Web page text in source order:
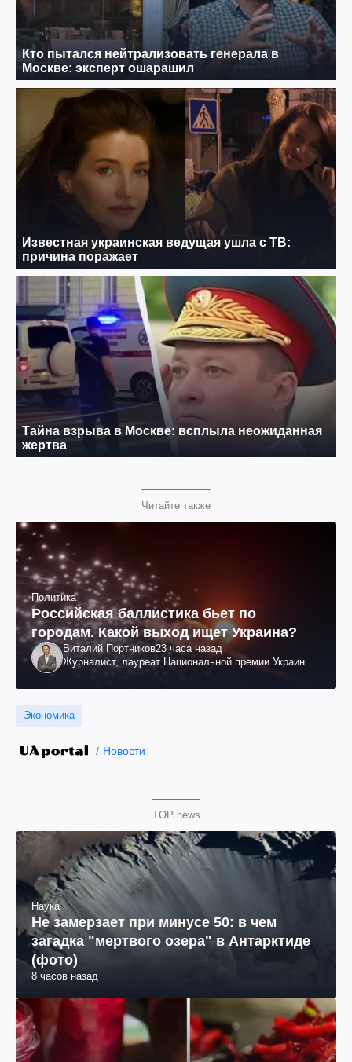
Читайте также
Политика
Российская баллистика бьет по
городам. Какой выход ищет Украина?
Виталий Портников23 часа назад
Журналист, лауреат Национальной премии Украины
Экономика
Новости
TOP news
Наука
Не замерзает при минусе 50: в чем
загадка "мертвого озера" в Антарктиде
(фото)
8 часов назад